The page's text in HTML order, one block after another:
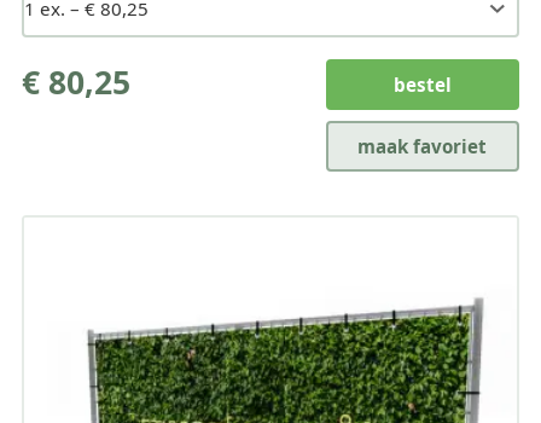
€ 80,25 bestel
maak favoriet